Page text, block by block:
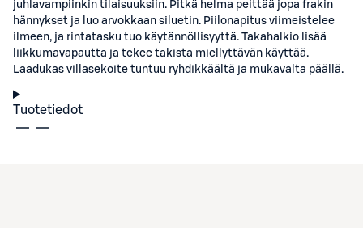
juhlavampiinkin tilaisuuksiin. Pitkä helma peittää jopa frakin
hännykset ja luo arvokkaan siluetin. Piilonapitus viimeistelee
ilmeen, ja rintatasku tuo käytännöllisyyttä. Takahalkio lisää
liikkumavapautta ja tekee takista miellyttävän käyttää.
Laadukas villasekoite tuntuu ryhdikkäältä ja mukavalta päällä.
Tuotetiedot